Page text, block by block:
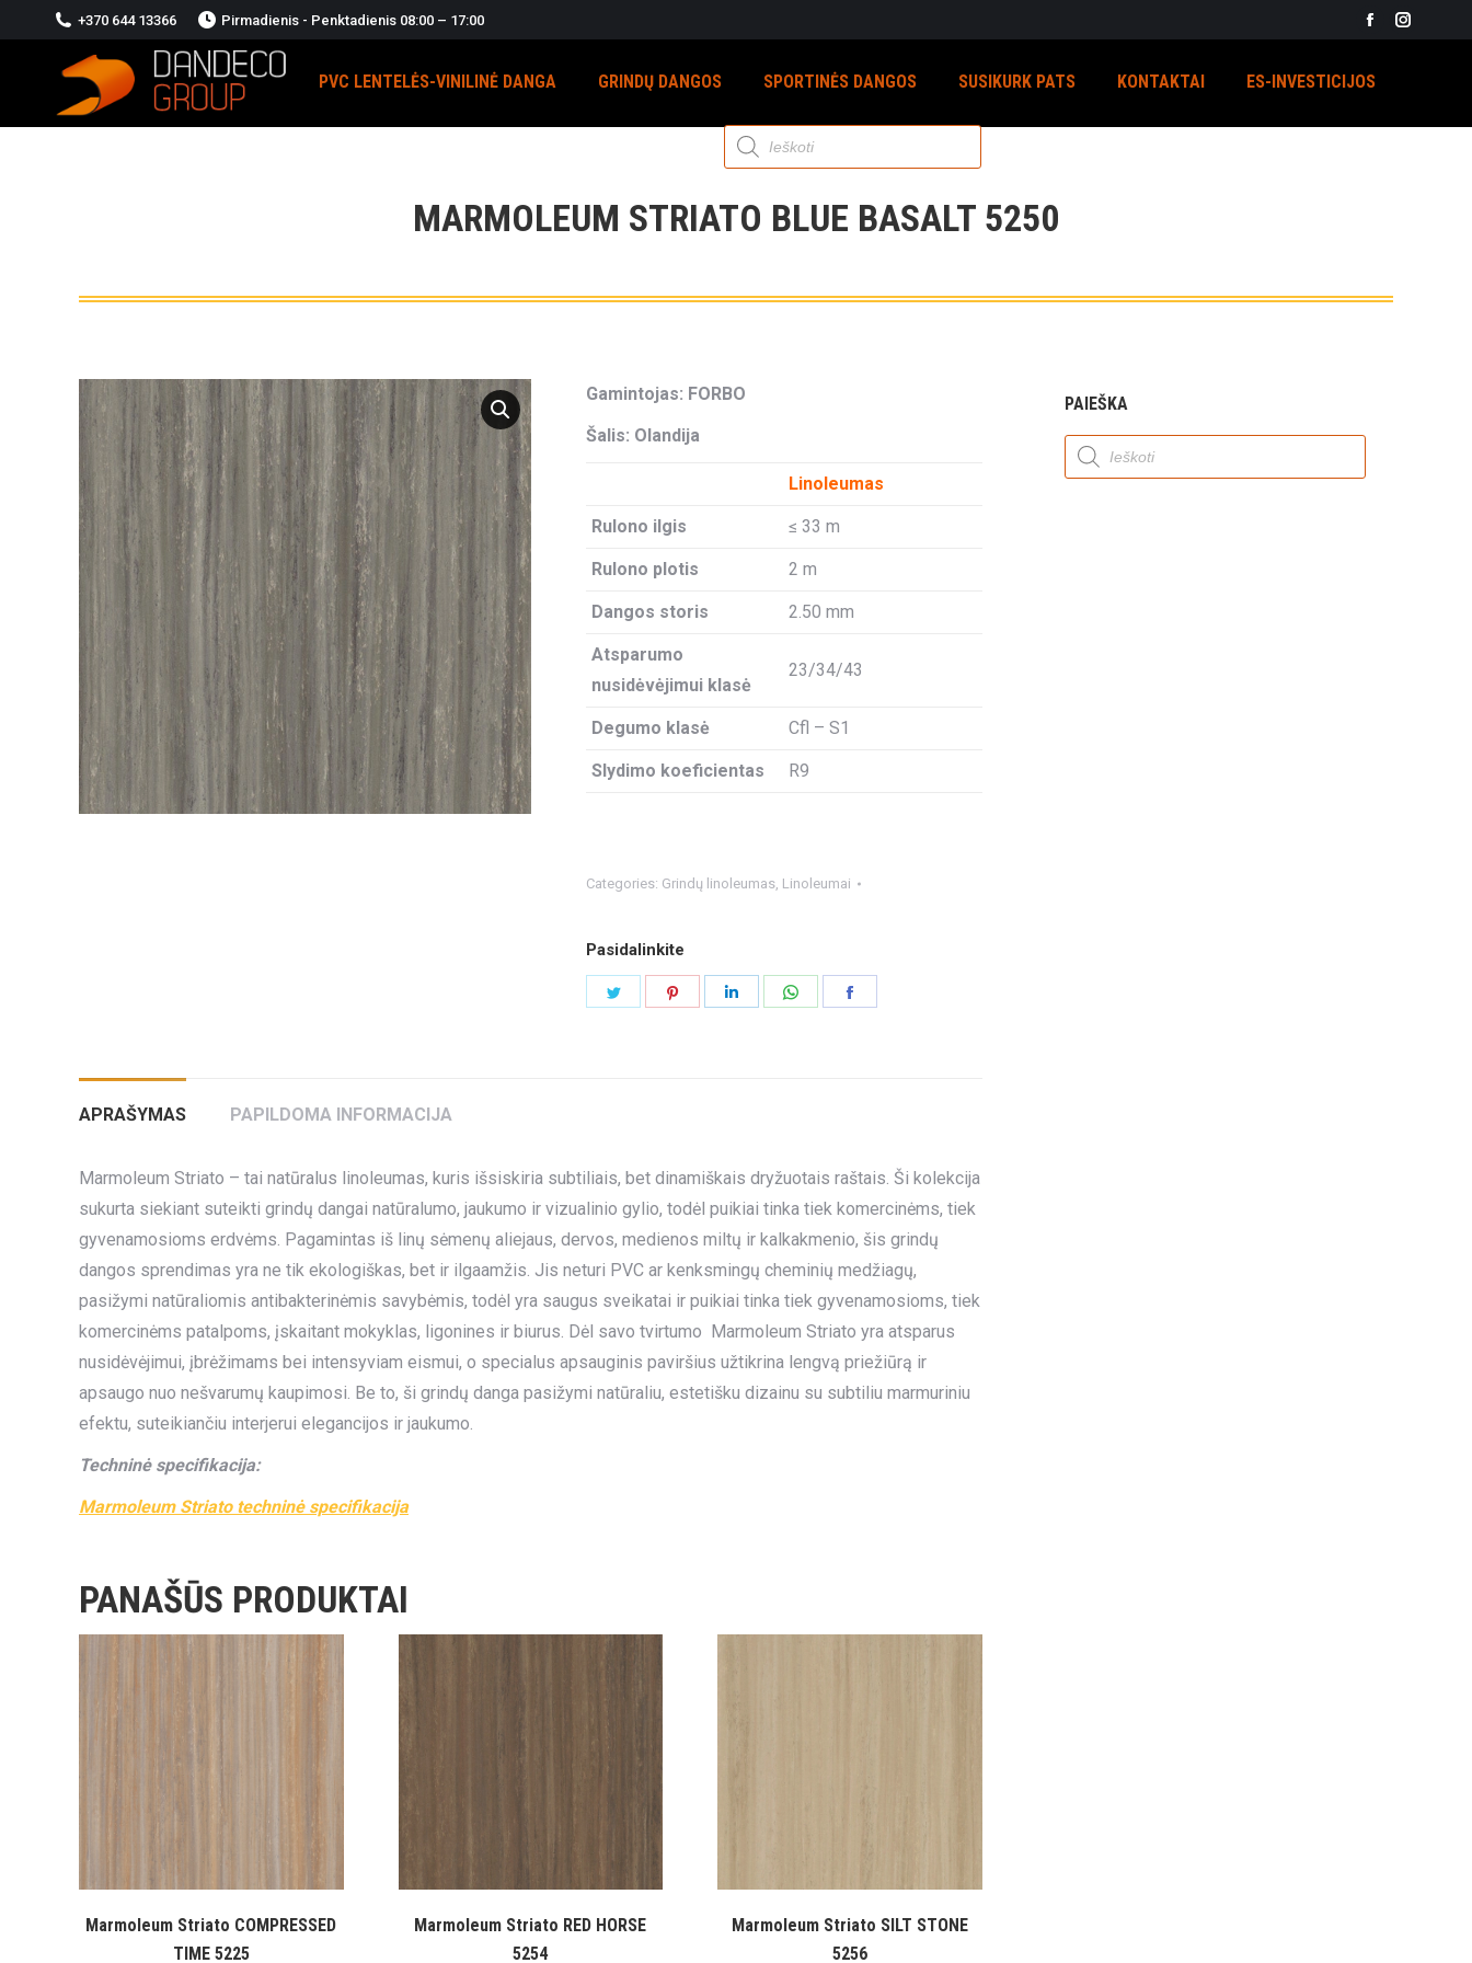
+370 644 13366 Pirmadienis - Penktadienis 08:00 – 17:00
Facebook
opens
PVC LENTELĖS-VINILINĖ DANGA GRINDŲ DANGOS SPORTINĖS DANGOS SUSIKURK PATS KONTAKTAI ES-INVESTICIJOS
Products
search
MARMOLEUM STRIATO BLUE BASALT 5250
Gamintojas: FORBO
Šalis: Olandija
Linoleumas
Rulono ilgis ≤ 33 m
Rulono plotis 2 m
Dangos storis 2.50 mm
Atsparumo
nusidėvėjimui klasė
23/34/43
Degumo klasė Cfl – S1
Slydimo koeficientas R9
Categories: Grindų linoleumas, Linoleumai
Pasidalinkite
Share
Share
APRAŠYMAS PAPILDOMA INFORMACIJA
Marmoleum Striato – tai natūralus linoleumas, kuris išsiskiria subtiliais, bet dinamiškais dryžuotais raštais. Ši kolekcija
sukurta siekiant suteikti grindų dangai natūralumo, jaukumo ir vizualinio gylio, todėl puikiai tinka tiek komercinėms, tiek
gyvenamosioms erdvėms. Pagamintas iš linų sėmenų aliejaus, dervos, medienos miltų ir kalkakmenio, šis grindų
dangos sprendimas yra ne tik ekologiškas, bet ir ilgaamžis. Jis neturi PVC ar kenksmingų cheminių medžiagų,
pasižymi natūraliomis antibakterinėmis savybėmis, todėl yra saugus sveikatai ir puikiai tinka tiek gyvenamosioms, tiek
komercinėms patalpoms, įskaitant mokyklas, ligonines ir biurus. Dėl savo tvirtumo Marmoleum Striato yra atsparus
nusidėvėjimui, įbrėžimams bei intensyviam eismui, o specialus apsauginis paviršius užtikrina lengvą priežiūrą ir
apsaugo nuo nešvarumų kaupimosi. Be to, ši grindų danga pasižymi natūraliu, estetišku dizainu su subtiliu marmuriniu
efektu, suteikiančiu interjerui elegancijos ir jaukumo.
Techninė specifikacija:
Marmoleum Striato techninė specifikacija
PANAŠŪS PRODUKTAI
Marmoleum Striato COMPRESSED
TIME 5225
Marmoleum Striato RED HORSE
5254
Marmoleum Striato SILT STONE
5256
PAIEŠKA
Products
search